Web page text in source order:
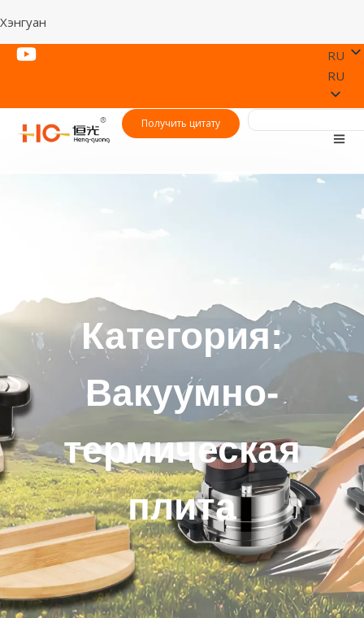
Хэнгуан
RU
RU
Получить цитату
Категория:
Вакуумно-
термическая
плита